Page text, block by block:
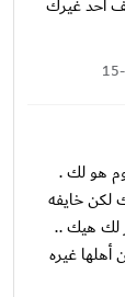
هو لك .
لكن خايفه
لك هيك ..
أهلها غيره